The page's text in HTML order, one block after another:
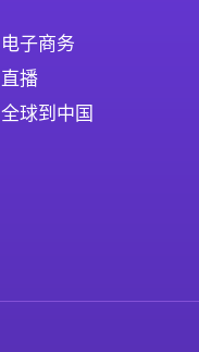
电子商务
直播
全球到中国